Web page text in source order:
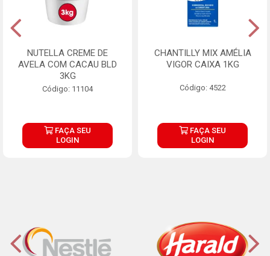
NUTELLA CREME DE
AVELA COM CACAU BLD
3KG
Código: 11104
FAÇA SEU
LOGIN
CHANTILLY MIX AMÉLIA
VIGOR CAIXA 1KG
Código: 4522
FAÇA SEU
LOGIN